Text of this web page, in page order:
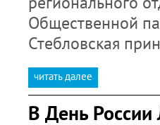
Общественной
Стебловская
читать далее
В День России